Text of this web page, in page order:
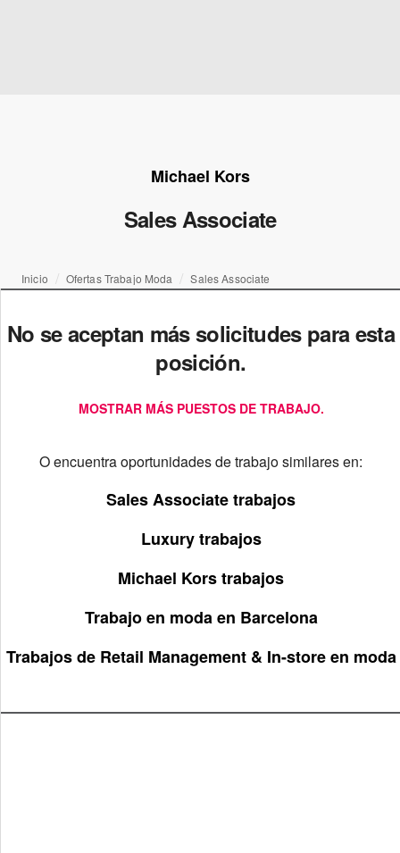
Michael Kors
Sales Associate
Inicio Ofertas Trabajo Moda Sales Associate
No se aceptan más solicitudes para esta
posición.
MOSTRAR MÁS PUESTOS DE TRABAJO.
O encuentra oportunidades de trabajo similares en:
Sales Associate trabajos
Luxury trabajos
Michael Kors trabajos
Trabajo en moda en Barcelona
Trabajos de Retail Management & In-store en moda